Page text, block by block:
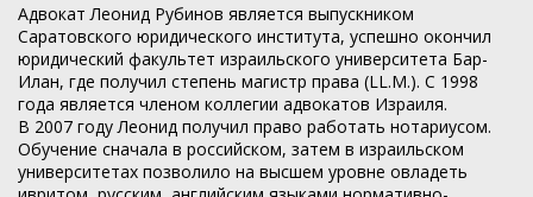
Адвокат Леонид Рубинов является выпускником
Саратовского юридического института, успешно окончил
юридический факультет израильского университета Бар-
Илан, где получил степень магистр права (LL.M.). С 1998
года является членом коллегии адвокатов Израиля.
В 2007 году Леонид получил право работать нотариусом.
Обучение сначала в российском, затем в израильском
университетах позволило на высшем уровне овладеть